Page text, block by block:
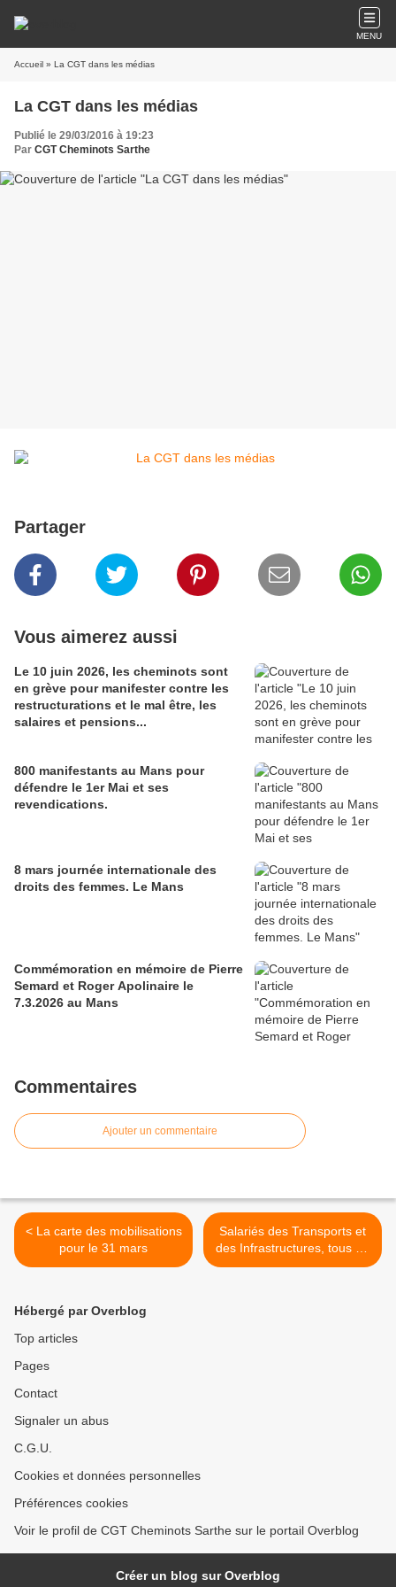
MENU
Accueil » La CGT dans les médias
La CGT dans les médias
Publié le 29/03/2016 à 19:23
Par CGT Cheminots Sarthe
Partager
Vous aimerez aussi
Le 10 juin 2026, les cheminots sont
en grève pour manifester contre les
restructurations et le mal être, les
salaires et pensions...
800 manifestants au Mans pour
défendre le 1er Mai et ses
revendications.
8 mars journée internationale des
droits des femmes. Le Mans
Commémoration en mémoire de Pierre
Semard et Roger Apolinaire le
7.3.2026 au Mans
Commentaires
Ajouter un commentaire
< La carte des mobilisations
pour le 31 mars
Salariés des Transports et
des Infrastructures, tous en
grève, tous dans la rue, le
Hébergé par Overblog
Top articles
Pages
Contact
Signaler un abus
C.G.U.
Cookies et données personnelles
Préférences cookies
Voir le profil de CGT Cheminots Sarthe sur le portail Overblog
Créer un blog sur Overblog